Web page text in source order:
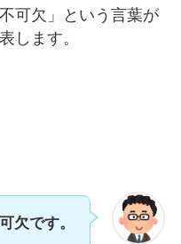
可欠」という言葉が
します。
欠です。